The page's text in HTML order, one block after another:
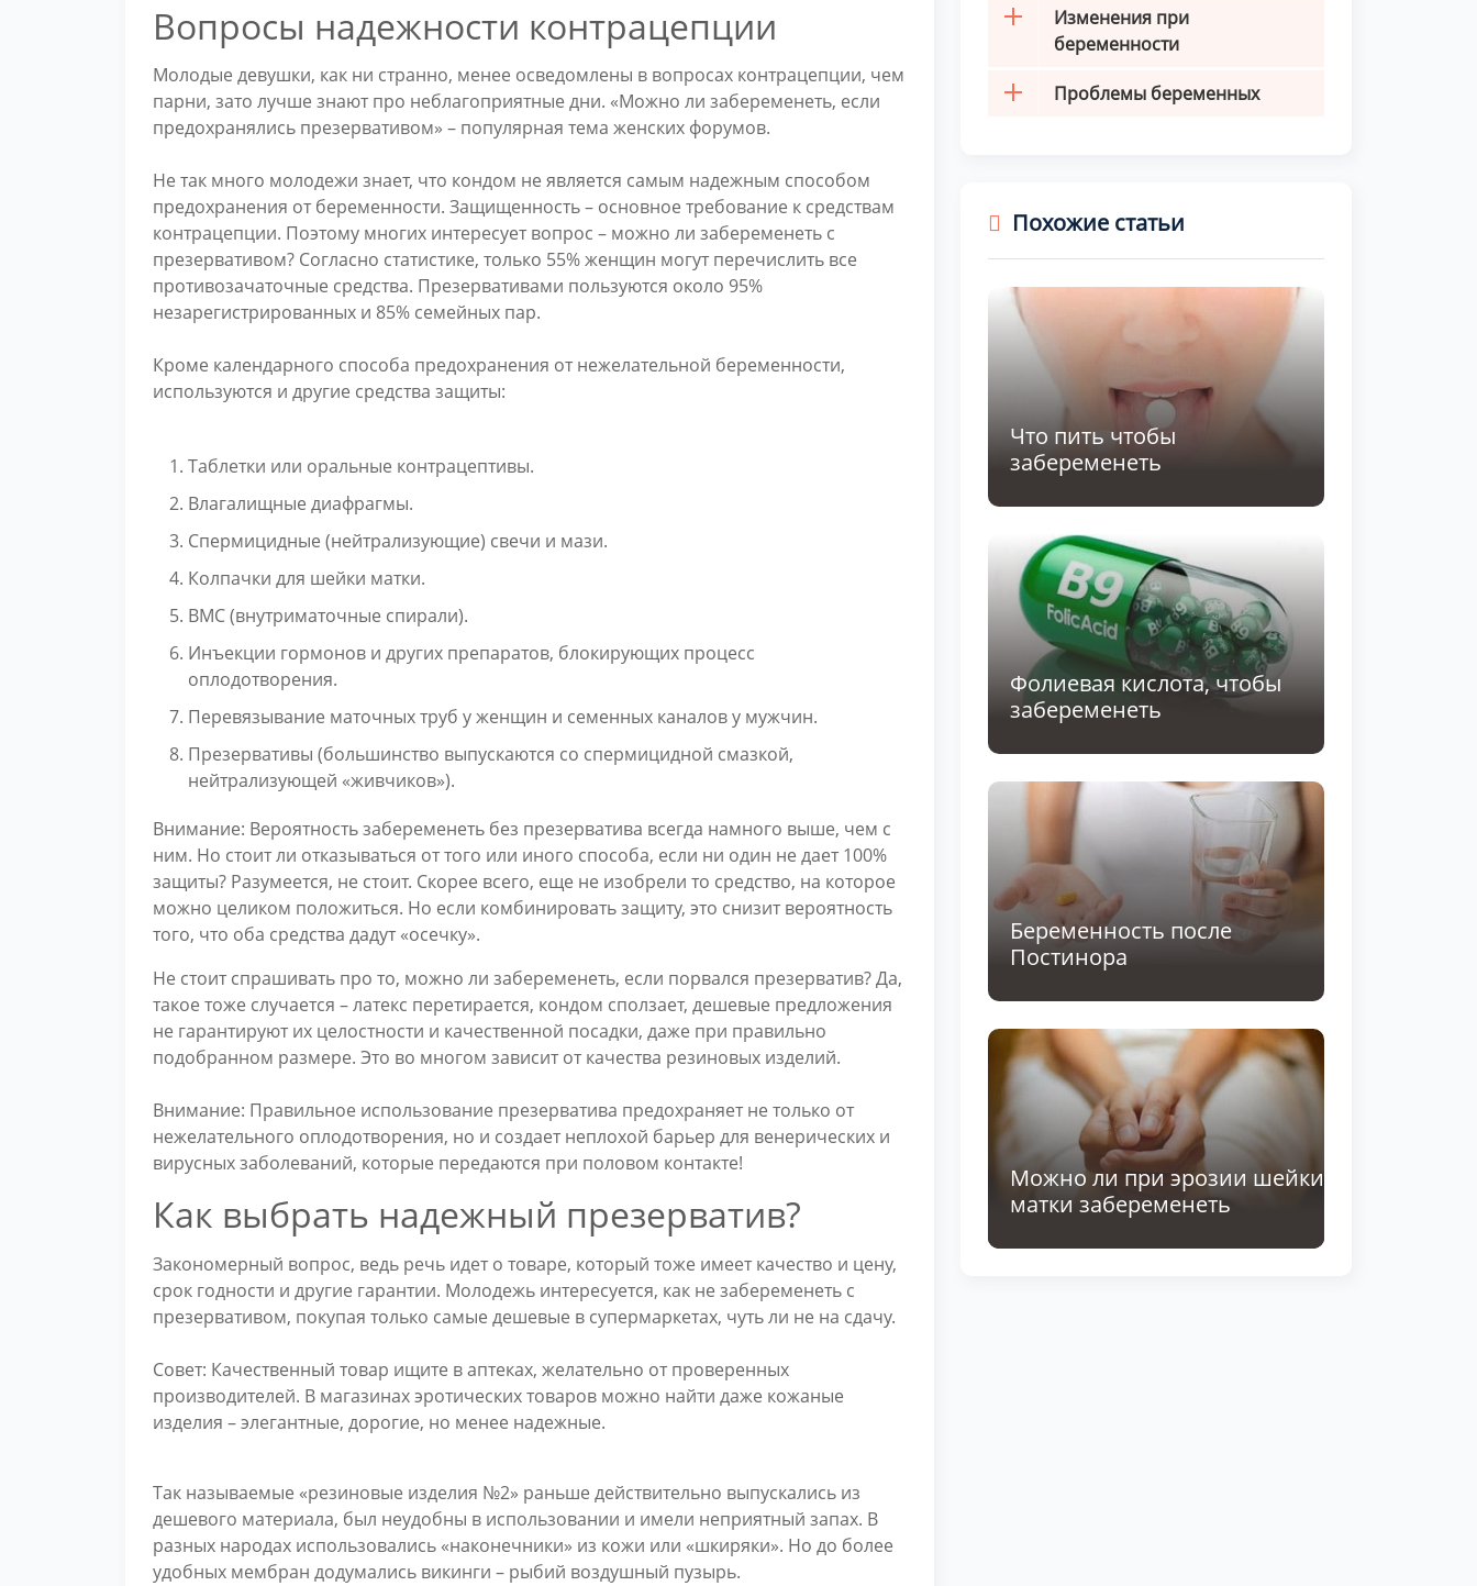
Вопросы надежности контрацепции
Молодые девушки, как ни странно, менее осведомлены в вопросах контрацепции, чем
парни, зато лучше знают про неблагоприятные дни. «Можно ли забеременеть, если
предохранялись презервативом» – популярная тема женских форумов.
Не так много молодежи знает, что кондом не является самым надежным способом
предохранения от беременности. Защищенность – основное требование к средствам
контрацепции. Поэтому многих интересует вопрос – можно ли забеременеть с
презервативом? Согласно статистике, только 55% женщин могут перечислить все
противозачаточные средства. Презервативами пользуются около 95%
незарегистрированных и 85% семейных пар.
Кроме календарного способа предохранения от нежелательной беременности,
используются и другие средства защиты:
Таблетки или оральные контрацептивы.
Влагалищные диафрагмы.
Спермицидные (нейтрализующие) свечи и мази.
Колпачки для шейки матки.
ВМС (внутриматочные спирали).
Инъекции гормонов и других препаратов, блокирующих процесс
оплодотворения.
Перевязывание маточных труб у женщин и семенных каналов у мужчин.
Презервативы (большинство выпускаются со спермицидной смазкой,
нейтрализующей «живчиков»).
Внимание: Вероятность забеременеть без презерватива всегда намного выше, чем с
ним. Но стоит ли отказываться от того или иного способа, если ни один не дает 100%
защиты? Разумеется, не стоит. Скорее всего, еще не изобрели то средство, на которое
можно целиком положиться. Но если комбинировать защиту, это снизит вероятность
того, что оба средства дадут «осечку».
Не стоит спрашивать про то, можно ли забеременеть, если порвался презерватив? Да,
такое тоже случается – латекс перетирается, кондом сползает, дешевые предложения
не гарантируют их целостности и качественной посадки, даже при правильно
подобранном размере. Это во многом зависит от качества резиновых изделий.
Внимание: Правильное использование презерватива предохраняет не только от
нежелательного оплодотворения, но и создает неплохой барьер для венерических и
вирусных заболеваний, которые передаются при половом контакте!
Как выбрать надежный презерватив?
Закономерный вопрос, ведь речь идет о товаре, который тоже имеет качество и цену,
срок годности и другие гарантии. Молодежь интересуется, как не забеременеть с
презервативом, покупая только самые дешевые в супермаркетах, чуть ли не на сдачу.
Совет: Качественный товар ищите в аптеках, желательно от проверенных
производителей. В магазинах эротических товаров можно найти даже кожаные
изделия – элегантные, дорогие, но менее надежные.
Так называемые «резиновые изделия №2» раньше действительно выпускались из
дешевого материала, был неудобны в использовании и имели неприятный запах. В
разных народах использовались «наконечники» из кожи или «шкиряки». Но до более
удобных мембран додумались викинги – рыбий воздушный пузырь.
Изменения при
беременности
Проблемы беременных
Похожие статьи
Что пить чтобы
забеременеть
Фолиевая кислота, чтобы
забеременеть
Беременность после
Постинора
Можно ли при эрозии шейки
матки забеременеть